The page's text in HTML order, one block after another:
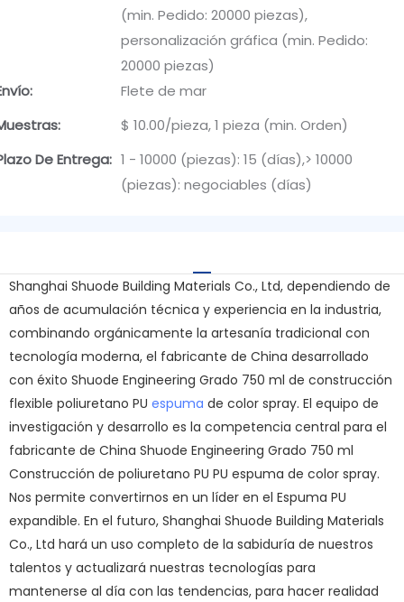
(min. Pedido: 20000 piezas),
personalización gráfica (min. Pedido:
20000 piezas)
Flete de mar
$ 10.00/pieza, 1 pieza (min. Orden)
De Entrega: 1 - 10000 (piezas): 15 (días),> 10000
(piezas): negociables (días)
Shanghai Shuode Building Materials Co., Ltd, dependiendo de
años de acumulación técnica y experiencia en la industria,
combinando orgánicamente la artesanía tradicional con
tecnología moderna, el fabricante de China desarrollado
con éxito Shuode Engineering Grado 750 ml de construcción
flexible poliuretano PU espuma de color spray. El equipo de
investigación y desarrollo es la competencia central para el
fabricante de China Shuode Engineering Grado 750 ml
Construcción de poliuretano PU PU espuma de color spray.
Nos permite convertirnos en un líder en el Espuma PU
expandible. En el futuro, Shanghai Shuode Building Materials
Co., Ltd hará un uso completo de la sabiduría de nuestros
talentos y actualizará nuestras tecnologías para
mantenerse al día con las tendencias, para hacer realidad